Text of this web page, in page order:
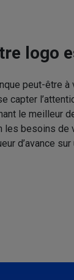
logo
peut-être
capter
le meilleur
les besoins de
d’avance